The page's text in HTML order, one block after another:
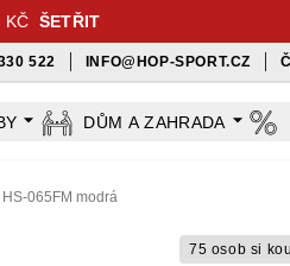
KČ ŠETŘIT
522 INFO@HOP-SPORT.CZ
DŮM A ZAHRADA
065FM modrá
75 osob si